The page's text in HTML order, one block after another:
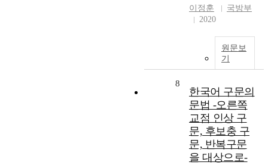
이정훈
국방부
2020
원문보
기
8
한국어 구문의
문법 -오른쪽
교점 인상 구
문, 후보충 구
문, 반복구문
을 대상으로-